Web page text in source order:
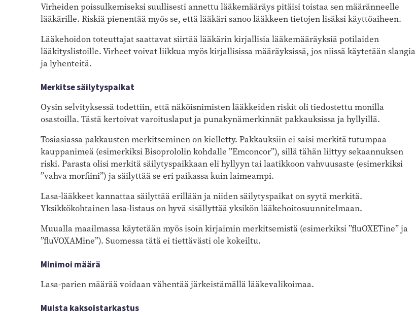
Virheiden poissulkemiseksi suullisesti annettu lääkemääräys pitäisi toistaa sen määränneelle
lääkärille. Riskiä pienentää myös se, että lääkäri sanoo lääkkeen tietojen lisäksi käyttöaiheen.
Lääkehoidon toteuttajat saattavat siirtää lääkärin kirjallisia lääkemääräyksiä potilaiden
lääkityslistoille. Virheet voivat liikkua myös kirjallisissa määräyksissä, jos niissä käytetään slangia
ja lyhenteitä.
Merkitse säilytyspaikat
Oysin selvityksessä todettiin, että näköisnimisten lääkkeiden riskit oli tiedostettu monilla
osastoilla. Tästä kertoivat varoituslaput ja punakynämerkinnät pak­kauksissa ja hyllyillä.
Tosiasiassa pakkausten merkitseminen on kielletty. Pakkauksiin ei saisi merkitä tutumpaa
kauppanimeä (esimerkiksi Bisoprololin kohdalle ”Emconcor”), sillä tähän liittyy sekaannuksen
riski. Parasta olisi merkitä säilytyspaikkaan eli hyllyyn tai laatikkoon vahvuusaste (esimerkiksi
”vahva morfiini”) ja säilyttää se eri paikassa kuin laimeampi.
Lasa-lääkkeet kannattaa säilyttää erillään ja niiden säilytyspaikat on syytä merkitä.
Yksikkökohtainen lasa-listaus on hyvä sisällyttää yksikön lääkehoitosuunnitelmaan.
Muualla maailmassa käytetään myös isoin kirjaimin merkitsemistä (esimerkiksi ”fluOXETine” ja
”fluVOXAMine”). Suomessa tätä ei tiettävästi ole kokeiltu.
Minimoi määrä
Lasa-parien määrää voidaan vähentää järkeistämällä lääkevalikoimaa.
Muista kaksoistarkastus